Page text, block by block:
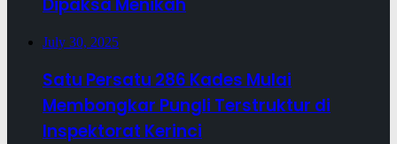
Dipaksa Menikah
July 30, 2025
Satu Persatu 286 Kades Mulai
Membongkar Pungli Terstruktur di
Inspektorat Kerinci